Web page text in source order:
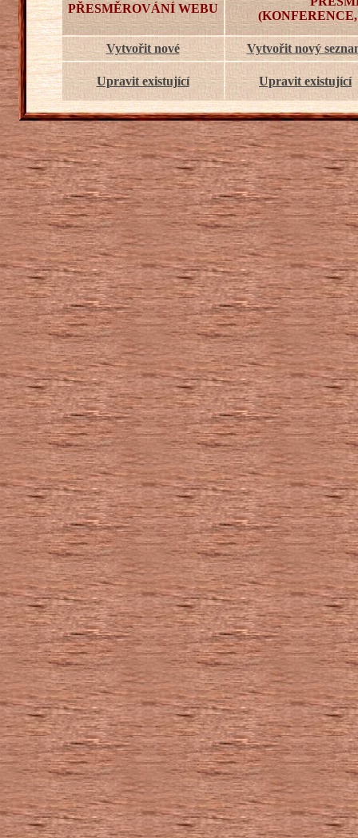
PŘESMĚROVÁNÍ WEBU
Vytvořit nové Vytvořit nový
Upravit existující Upravit existující